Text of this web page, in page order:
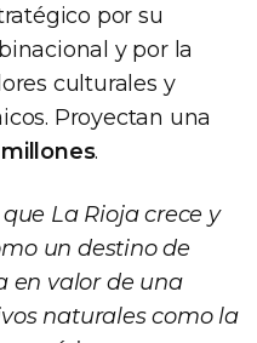
por su
y por la
culturales y
Proyectan una
.
La Rioja crece y
un destino de
en valor de una
naturales como la